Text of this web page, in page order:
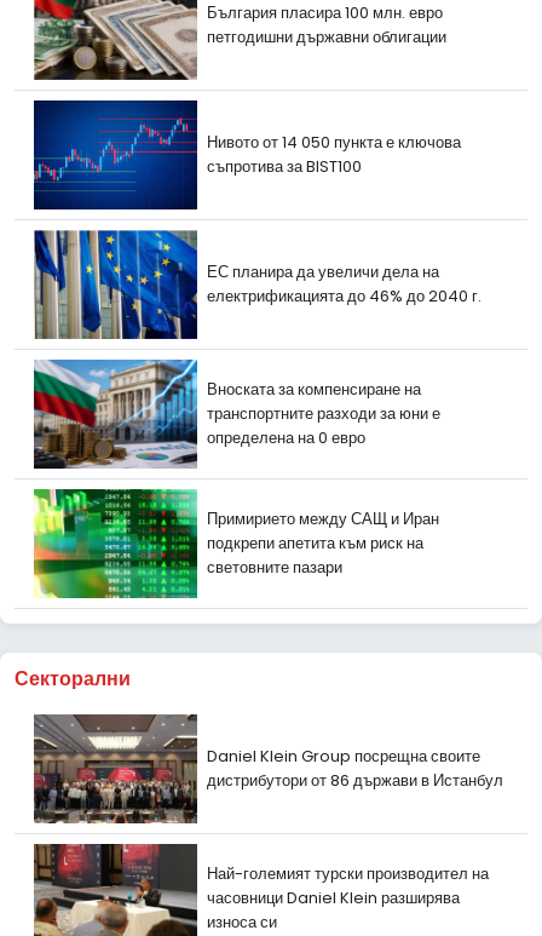
България пласира 100 млн. евро
петгодишни държавни облигации
Нивото от 14 050 пункта е ключова
съпротива за BIST100
ЕС планира да увеличи дела на
електрификацията до 46% до 2040 г.
Вноската за компенсиране на
транспортните разходи за юни е
определена на 0 евро
Примирието между САЩ и Иран
подкрепи апетита към риск на
световните пазари
Секторални
Daniel Klein Group посрещна своите
дистрибутори от 86 държави в Истанбул
Най-големият турски производител на
часовници Daniel Klein разширява
износа си